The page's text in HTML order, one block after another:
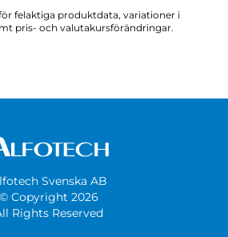
felaktiga produktdata, variationer i
pris- och valutakursförändringar.
Svenska AB
© Copyright 2026
Rights Reserved